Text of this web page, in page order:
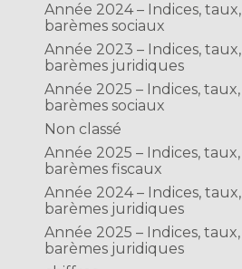
Année 2024 – Indices, taux,
barèmes sociaux
Année 2023 – Indices, taux,
barèmes juridiques
Année 2025 – Indices, taux,
barèmes sociaux
Non classé
Année 2025 – Indices, taux,
barèmes fiscaux
Année 2024 – Indices, taux,
barèmes juridiques
Année 2025 – Indices, taux,
barèmes juridiques